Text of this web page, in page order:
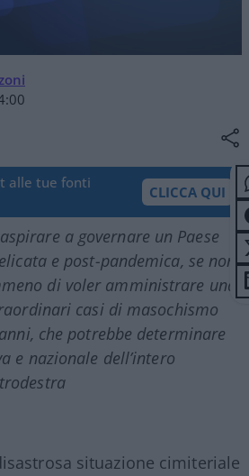
alle tue fonti
CLICCA QUI
a governare un Paese
e post-pandemica, se non
di voler amministrare una
casi di masochismo
che potrebbe determinare
e nazionale dell’intero
situazione cimiteriale